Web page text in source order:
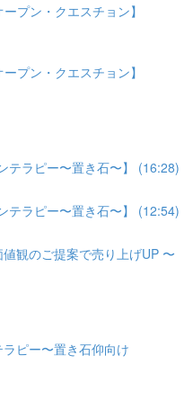
プン・クエスチョン】
プン・クエスチョン】
テラピー〜置き石〜】 (16:28)
テラピー〜置き石〜】 (12:54)
観のご提案で売り上げUP 〜
ピー〜置き石仰向け